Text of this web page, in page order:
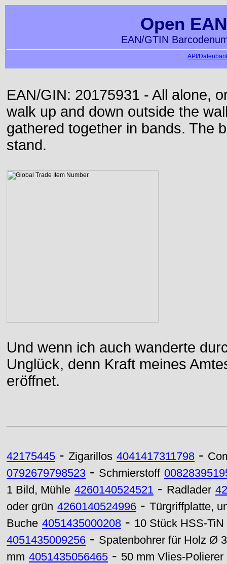
Open
EAN/GTIN
API/
EAN/GIN: 20175931 - All alone,
walk up and down outside the
gathered together in bands. The
stand.
Und wenn ich auch wanderte
Unglück, denn Kraft meines
eröffnet.
42175445 - Zigarillos 4041417311798 -
0792679798523 - Schmierstoff
1 Bild, Mühle 4260140524521 - Radlader
oder grün 4260140524996 - Türgriffplatte,
Buche 4051435000208 - 10 Stück HSS-
4051435009256 - Spatenbohrer für Holz Ø
mm 4051435056465 - 50 mm Vlies-